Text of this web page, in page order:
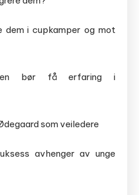
dem i cupkamper og mot
bør få erfaring i
som veiledere
avhenger av unge